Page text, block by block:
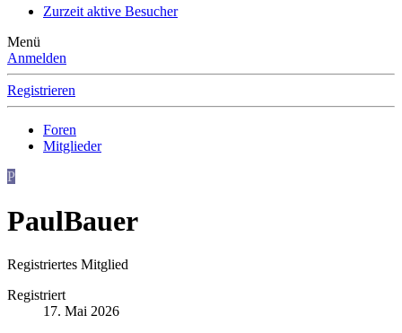
Zurzeit aktive Besucher
Menü
Anmelden
Registrieren
Foren
Mitglieder
P
PaulBauer
Registriertes Mitglied
Registriert
17. Mai 2026